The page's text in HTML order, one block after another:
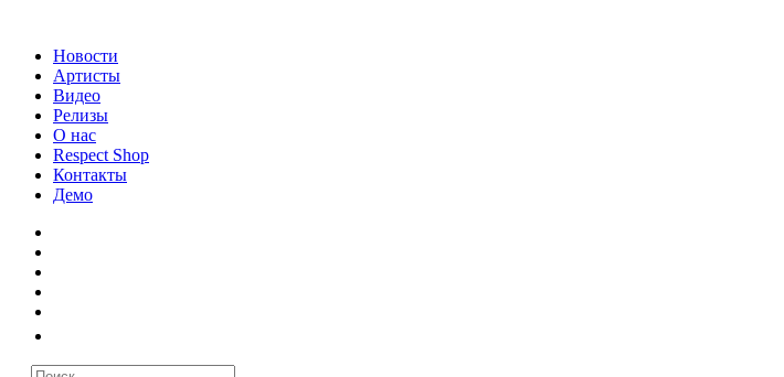
Новости
Артисты
Видео
Релизы
О нас
Respect Shop
Контакты
Демо